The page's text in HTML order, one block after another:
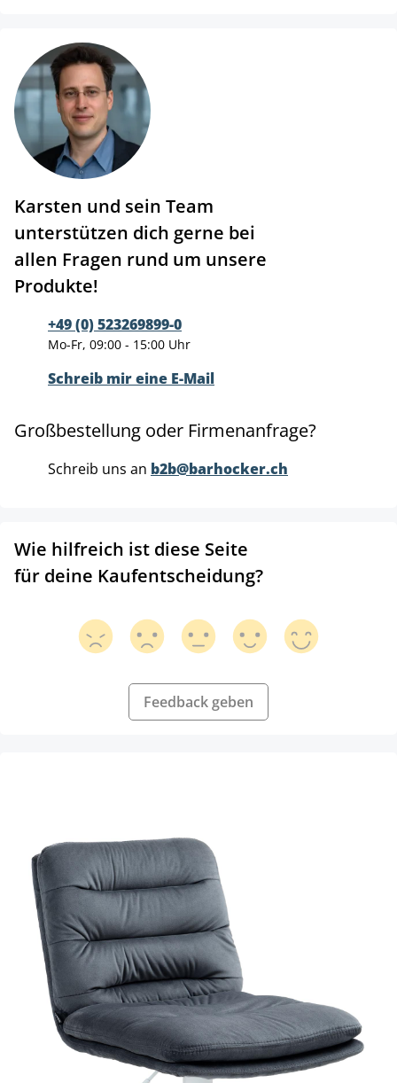
Karsten und sein Team
unterstützen dich gerne bei
allen Fragen rund um unsere
Produkte!
+49 (0) 523269899-0
Mo-Fr, 09:00 - 15:00 Uhr
Schreib mir eine E-Mail
Großbestellung oder Firmenanfrage?
Schreib uns an b2b@barhocker.ch
Wie hilfreich ist diese Seite
für deine Kaufentscheidung?
Feedback geben